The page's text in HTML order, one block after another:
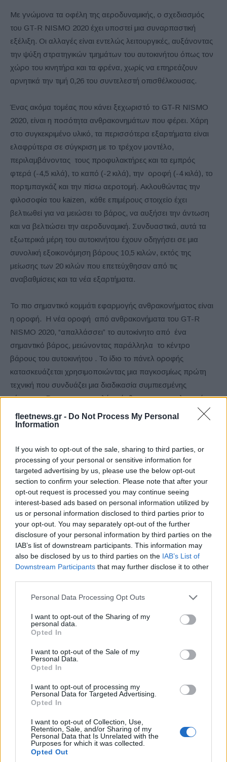
fleetnews.gr - Do Not Process My Personal
Information
If you wish to opt-out of the sale, sharing to third parties, or
processing of your personal or sensitive information for
targeted advertising by us, please use the below opt-out
section to confirm your selection. Please note that after your
opt-out request is processed you may continue seeing
interest-based ads based on personal information utilized by
us or personal information disclosed to third parties prior to
your opt-out. You may separately opt-out of the further
disclosure of your personal information by third parties on the
IAB’s list of downstream participants. This information may
also be disclosed by us to third parties on the IAB’s List of
Downstream Participants that may further disclose it to other
Please note that this website/app uses one or more Google
not limited to your visit or usage behaviour. You may click to
grant or deny consent to Google and its third-party tags to
use your data for below specified purposes in below Google
consent section.
Personal Data Processing Opt Outs
I want to opt-out of the Sharing of my
personal data.
Opted In
I want to opt-out of the Sale of my
Personal Data.
Opted In
I want to opt-out of processing my
Personal Data for Targeted Advertising.
Opted In
I want to opt-out of Collection, Use,
Retention, Sale, and/or Sharing of my
Personal Data that Is Unrelated with the
Purposes for which it was collected.
Opted Out
Με γνώμονα τα οφέλη της αεροδυναμικής, ο σχεδιασμός
του GT-R NISMO 2020 έχει υποστεί μια συναρπαστική
εξέλιξη. Οι αλλαγές είναι εντελώς λειτουργικές, αυξάνοντας
την ψύξη στρατηγικών τμημάτων του αυτοκινήτου όπως τον
χώρο του κινητήρα και τα φρένα, χωρίς να επηρεάζουν
αρνητικά την τιμή 0,26 του συντελεστή οπισθέλκουσας.
Ένας ακόμα τομέας που κάνει ξεχωριστό το GT-R NISMO
2020, είναι η ποσότητα ανθρακονημάτων που φέρει. Χάρη
στο συγκεκριμένο υλικό, τα περισσότερα εξαρτήματα είναι
ελαφρύτερα σε σύγκριση με το τρέχον μοντέλο,
περιλαμβάνοντας τους προφυλακτήρες και τα εμπρός
φτερά (-4,5 κιλά), το καπό (-2 κιλά), την οροφή (-4 κιλά), το
πορτμπαγκάζ και την πίσω αεροτομή. Ακλουθώντας την
φιλοσοφία του kaizen, κάθε επιμέρους στοιχείο έχει
βελτιωθεί για να μειώσει το βάρος, να αυξήσει την άντωση
και να βελτιώσει την αεροδυναμική. Συνδυαστικά, αυτά τα
εξωτερικά μέρη του αυτοκινήτου έχουν οδηγήσει σε μια
συνολική εξοικονόμηση βάρους 10,5 κιλών, εκτός της
μείωσης των 20 κιλών που επετεύχθησαν από τις
αναβαθμίσεις και τα νέα εξαρτήματα.
Το πιο σημαντικό κομμάτι εφαρμογής ανθρακονήματος είναι
η οροφή. Η νέα οροφή από ανθρακονήματα του GT-R
NISMO 2020, “απαλλάσσει” το αυτοκίνητο από ένα
σημαντικό βάρος, μειώνοντας παράλληλα το κέντρο
βάρους του αυτοκινήτου . Το ίδιο το πάνελ οροφής
κατασκευάζεται χρησιμοποιώντας μια παγκοσμίως πρώτη
τεχνική που συνδυάζει μια διαδικασία συμπιεσμένης
χύτευσης Prepreg με μια πλάκα άνθρακα και μια ελαφριά
δομή με “σάντουιτς” σκληρού αφρού. Αυτό δίνει στη δομή
του άνθρακα μια πιο σφιχτή και ελαφριά πλέξη,
εμφάνιση. Στις επιπλέον βελτιώσεις με ανθρακονήματα,
συναντώνται και οι αεραγωγοί NACA στο καπό, οι οποίοι
τώρα ενσωματώνονται στη σύνθετη δομή.
Το αγωνιστικό αυτοκίνητο GT3 GT-R, ενέπνευσε έντονα το
σχεδιασμό των νέων μπροστινών φτερωτών του GT-R
NISMO 2020. Τώρα διαθέτουν σπορ περσίδες που
αυξάνουν την κάθετη δύναμη κατά 7 κιλά, χωρίς να
δημιουργούν πρόσθετη οπισθέλκουσα. Τα αεριζόμενα
φτερά που έχουν δοκιμαστεί σε αεροδυναμική σήραγγα,
συμβάλλουν στην ομαλή ροή του αέρα κατά μήκος του
υπόλοιπου αυτοκινήτου και αποτρέπουν τη δημιουργία
μεγαλύτερη σταθερότητα στις υψηλές ταχύτητες. Ως
πολύλειτουργικό χαρακτηριστικό, βοηθούν επίσης στην
απομάκρυνση του καυτού αέρα, μακριά από τον χώρο του
κινητήρα.
Στις διαθέσιμες επιλογές χρωμάτων του Nissan GT-R
NISMO 2020 περιλαμβάνονται τα Solid Red, Jet Black Pearl,
χρώματα, το αυτοκίνητο διαθέτει μαύρους πλευρικούς
καθρέπτες που το διαφοροποιούν από τα άλλα μοντέλα GT-